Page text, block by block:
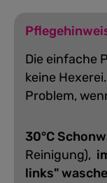
Die einfache
keine
Problem,
30°C
Reinigung),
links"